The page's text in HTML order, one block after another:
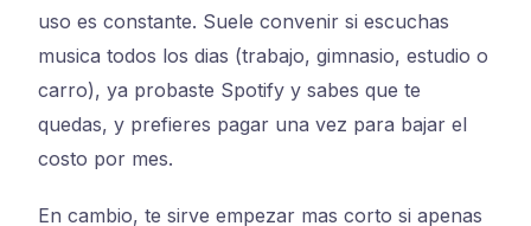
uso es constante. Suele convenir si escuchas
musica todos los dias (trabajo, gimnasio, estudio o
carro), ya probaste Spotify y sabes que te
quedas, y prefieres pagar una vez para bajar el
costo por mes.
En cambio, te sirve empezar mas corto si apenas